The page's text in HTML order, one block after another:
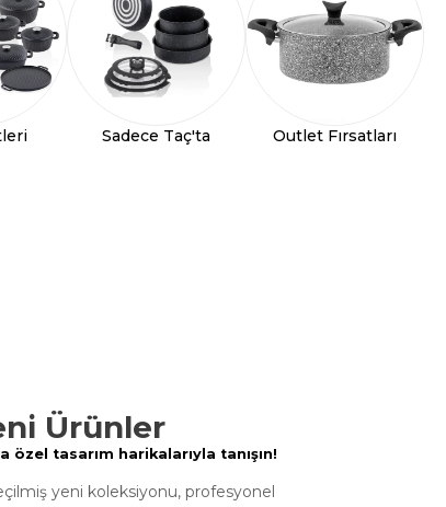
Sadece Taç'ta Outlet Fırsatları
Ürünler
tasarım harikalarıyla tanışın!
yeni koleksiyonu, profesyonel